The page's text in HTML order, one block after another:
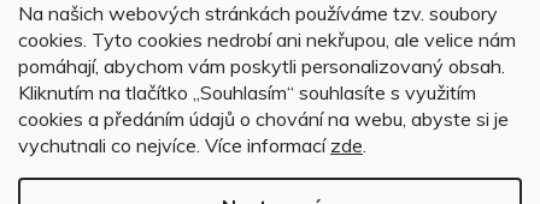
Na našich webových stránkách používáme tzv. soubory
cookies. Tyto cookies nedrobí ani nekřupou, ale velice nám
pomáhají, abychom vám poskytli personalizovaný obsah.
Kliknutím na tlačítko ,,Souhlasím“ souhlasíte s využitím
cookies a předáním údajů o chování na webu, abyste si je
vychutnali co nejvíce. Více informací zde.
732 147 896 (Po–Pá: 8–16:00)
info@autodoplnky-obchod.cz